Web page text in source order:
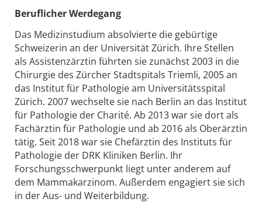
Beruflicher Werdegang
Das Medizinstudium absolvierte die gebürtige
Schweizerin an der Universität Zürich. Ihre Stellen
als Assistenzärztin führten sie zunächst 2003 in die
Chirurgie des Zürcher Stadtspitals Triemli, 2005 an
das Institut für Pathologie am Universitätsspital
Zürich. 2007 wechselte sie nach Berlin an das Institut
für Pathologie der Charité. Ab 2013 war sie dort als
Fachärztin für Pathologie und ab 2016 als Oberärztin
tätig. Seit 2018 war sie Chefärztin des Instituts für
Pathologie der DRK Kliniken Berlin. Ihr
Forschungsschwerpunkt liegt unter anderem auf
dem Mammakarzinom. Außerdem engagiert sie sich
in der Aus- und Weiterbildung.